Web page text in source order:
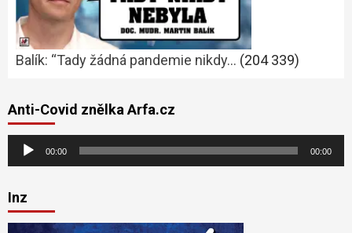
Balík: “Tady žádná pandemie nikdy… (204 339)
Anti-Covid znělka Arfa.cz
Audio
přehrávač
00:00 00:00
Inz